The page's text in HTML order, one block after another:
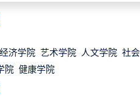
济学院 艺术学院 人文学院 社
院 健康学院